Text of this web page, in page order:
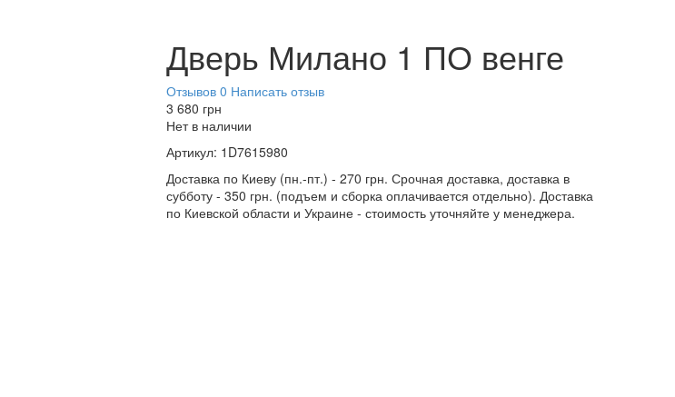
Дверь Милано 1 ПО венге
Отзывов 0 Написать отзыв
3 680 грн
Нет в наличии
Артикул: 1D7615980
Доставка по Киеву (пн.-пт.) - 270 грн. Срочная доставка, доставка в
субботу - 350 грн. (подъем и сборка оплачивается отдельно). Доставка
по Киевской области и Украине - стоимость уточняйте у менеджера.